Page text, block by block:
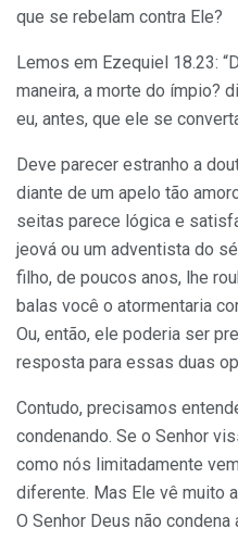
que se rebelam contra Ele?
Lemos em Ezequiel 18.23:
maneira, a morte do ímpio?
eu, antes, que ele se
Deve parecer estranho a
diante de um apelo tão
seitas parece lógica e
jeová ou um adventista do
filho, de poucos anos, lhe
balas você o atormentaria
Ou, então, ele poderia ser
resposta para essas duas
Contudo, precisamos
condenando. Se o Senhor
como nós limitadamente
diferente. Mas Ele vê muito
O Senhor Deus não